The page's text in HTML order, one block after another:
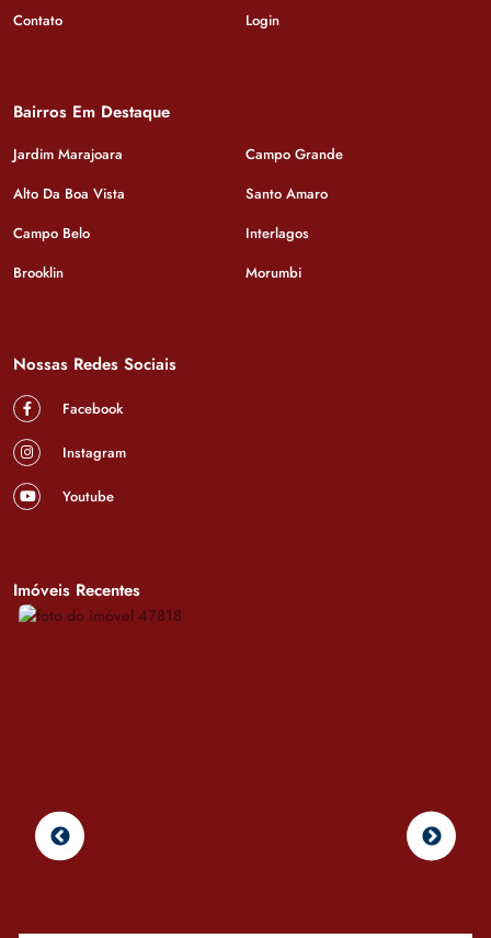
Contato
Login
Bairros Em Destaque
Jardim Marajoara
Campo Grande
Alto Da Boa Vista
Santo Amaro
Campo Belo
Interlagos
Brooklin
Morumbi
Nossas Redes Sociais
Facebook
Instagram
Youtube
Imóveis Recentes